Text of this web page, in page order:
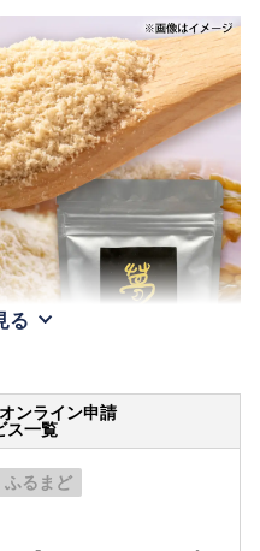
る
ンライン申請
ス一覧
ふるまど